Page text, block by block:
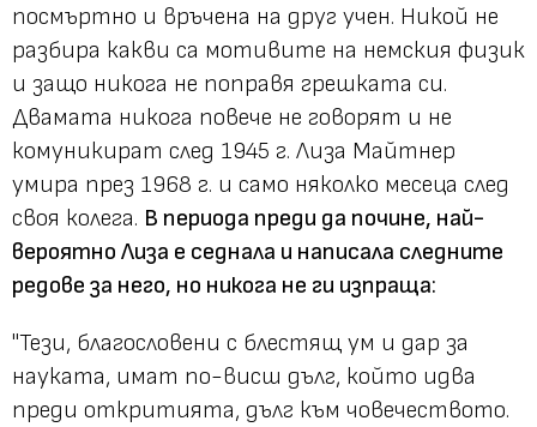
посмъртно и връчена на друг учен. Никой не
разбира какви са мотивите на немския физик
и защо никога не поправя грешката си.
Двамата никога повече не говорят и не
комуникират след 1945 г. Лиза Майтнер
умира през 1968 г. и само няколко месеца след
своя колега. В периода преди да почине, най-
вероятно Лиза е седнала и написала следните
редове за него, но никога не ги изпраща:
"Тези, благословени с блестящ ум и дар за
науката, имат по-висш дълг, който идва
преди откритията, дълг към човечеството.